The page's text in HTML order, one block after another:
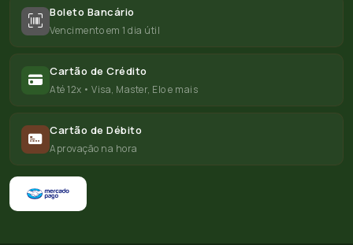
Boleto Bancário
Vencimento em 1 dia útil
Cartão de Crédito
Até 12x • Visa, Master, Elo e mais
Cartão de Débito
Aprovação na hora